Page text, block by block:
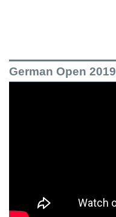
German Open 2019